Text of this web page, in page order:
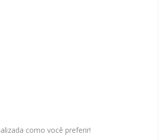
como você preferir!